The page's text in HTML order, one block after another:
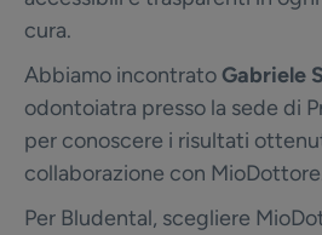
cura.
Abbiamo incontratoGabriele
odontoiatra presso la sede di
per conoscere i risultati
collaborazione con
Per Bludental, scegliere